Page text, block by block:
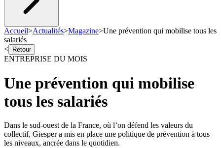
Accueil>Actualités>Magazine>Une prévention qui mobilise tous les
salariés
<
Retour
ENTREPRISE DU MOIS
Une prévention qui mobilise
tous les salariés
Dans le sud-ouest de la France, où l’on défend les valeurs du
collectif, Giesper a mis en place une politique de prévention à tous
les niveaux, ancrée dans le quotidien.